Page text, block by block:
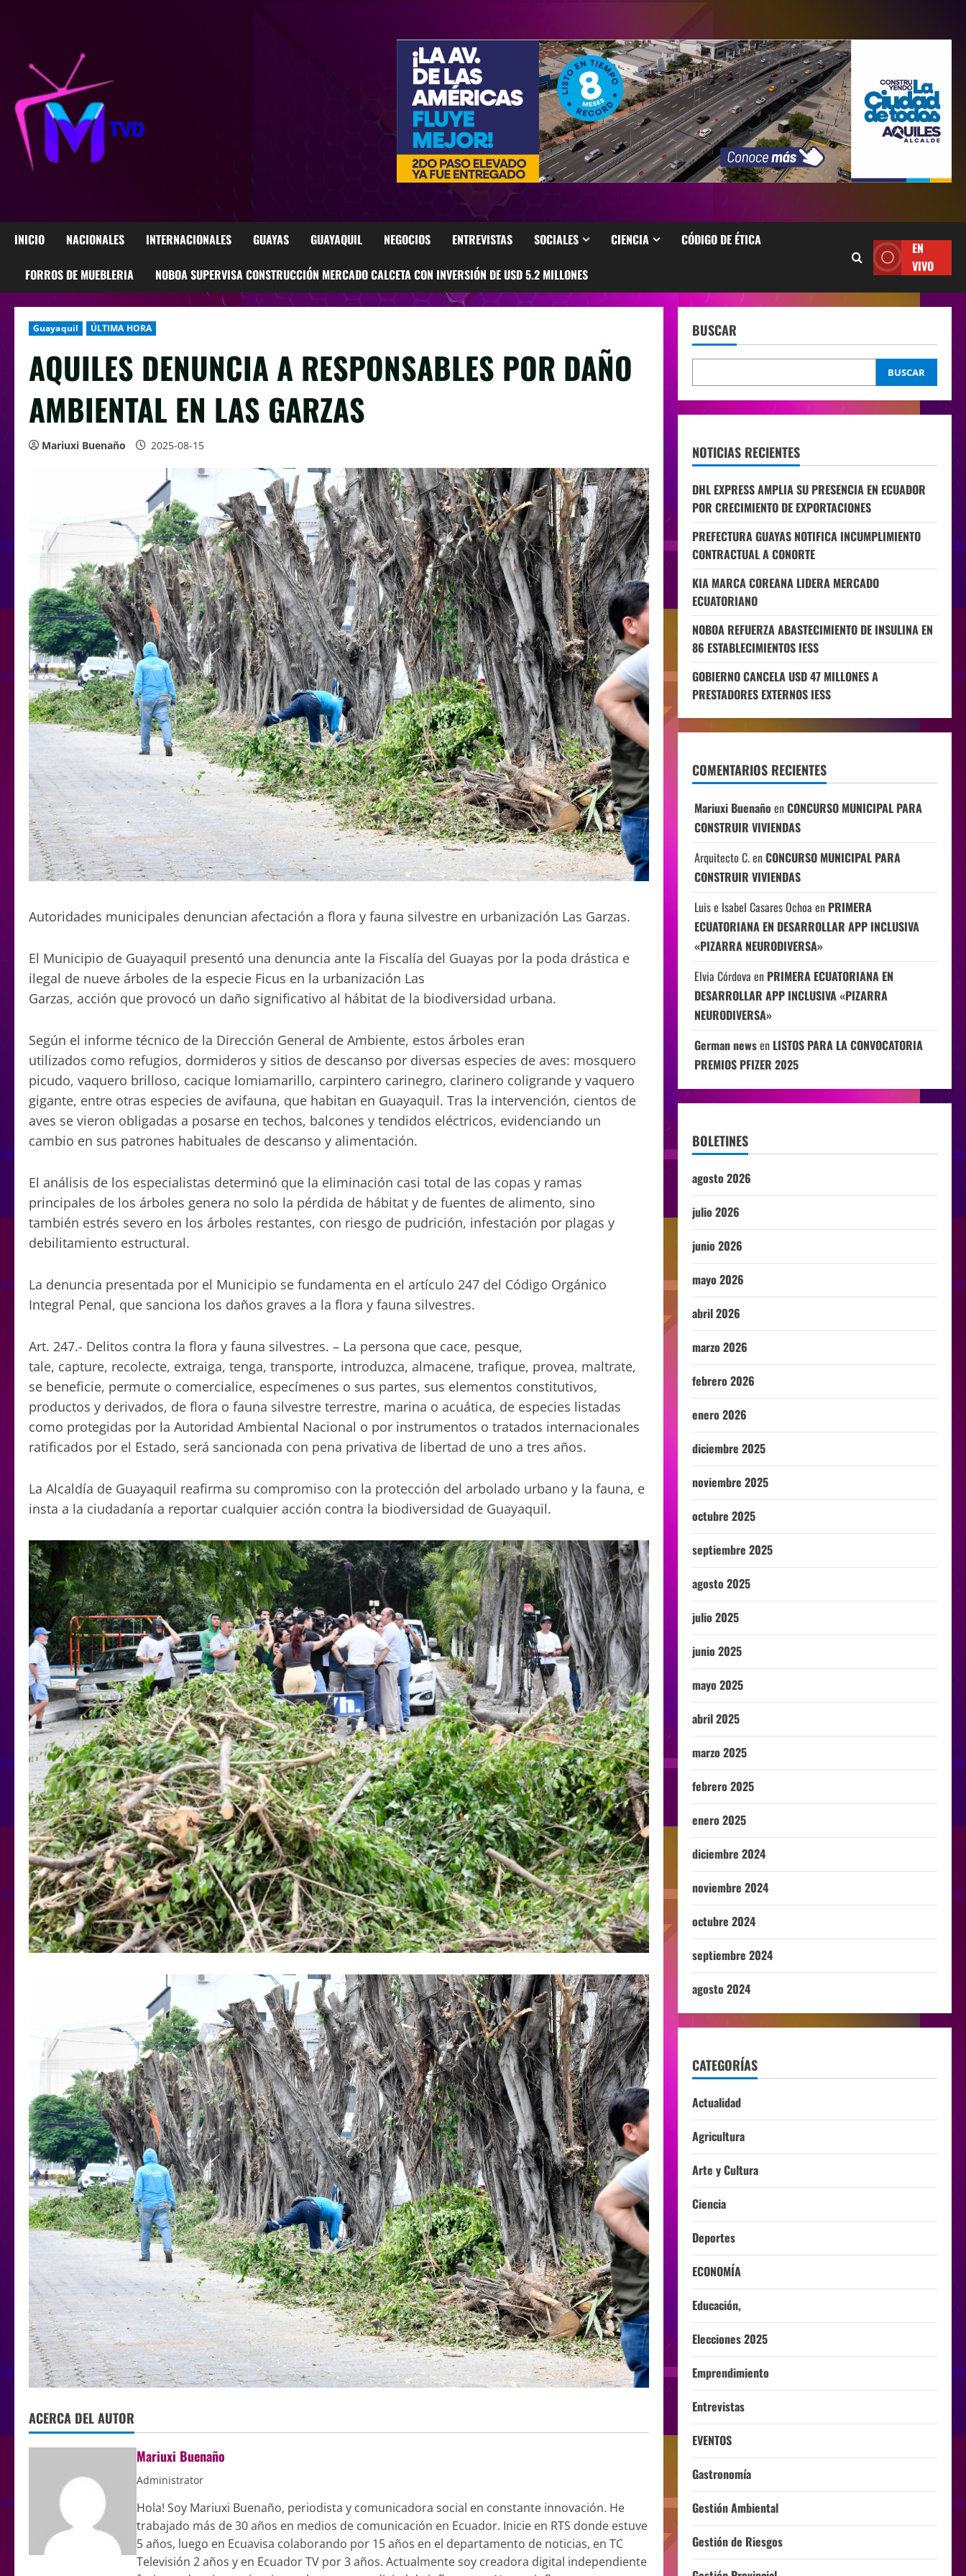
INICIO NACIONALES INTERNACIONALES GUAYAS GUAYAQUIL NEGOCIOS ENTREVISTAS SOCIALES CIENCIA CÓDIGO DE ÉTICA
FORROS DE MUEBLERIA NOBOA SUPERVISA CONSTRUCCIÓN MERCADO CALCETA CON INVERSIÓN DE USD 5.2 MILLONES
EN
VIVO
Guayaquil ÚLTIMA HORA
AQUILES DENUNCIA A RESPONSABLES POR DAÑO
AMBIENTAL EN LAS GARZAS
Mariuxi Buenaño 2025-08-15
Autoridades municipales denuncian afectación a flora y fauna silvestre en urbanización Las Garzas.
El Municipio de Guayaquil presentó una denuncia ante la Fiscalía del Guayas por la poda drástica e
ilegal de nueve árboles de la especie Ficus en la urbanización Las
Garzas, acción que provocó un daño significativo al hábitat de la biodiversidad urbana.
Según el informe técnico de la Dirección General de Ambiente, estos árboles eran
utilizados como refugios, dormideros y sitios de descanso por diversas especies de aves: mosquero
picudo, vaquero brilloso, cacique lomiamarillo, carpintero carinegro, clarinero coligrande y vaquero
gigante, entre otras especies de avifauna, que habitan en Guayaquil. Tras la intervención, cientos de
aves se vieron obligadas a posarse en techos, balcones y tendidos eléctricos, evidenciando un
cambio en sus patrones habituales de descanso y alimentación.
El análisis de los especialistas determinó que la eliminación casi total de las copas y ramas
principales de los árboles genera no solo la pérdida de hábitat y de fuentes de alimento, sino
también estrés severo en los árboles restantes, con riesgo de pudrición, infestación por plagas y
debilitamiento estructural.
La denuncia presentada por el Municipio se fundamenta en el artículo 247 del Código Orgánico
Integral Penal, que sanciona los daños graves a la flora y fauna silvestres.
Art. 247.- Delitos contra la flora y fauna silvestres. – La persona que cace, pesque,
tale, capture, recolecte, extraiga, tenga, transporte, introduzca, almacene, trafique, provea, maltrate,
se beneficie, permute o comercialice, especímenes o sus partes, sus elementos constitutivos,
productos y derivados, de flora o fauna silvestre terrestre, marina o acuática, de especies listadas
como protegidas por la Autoridad Ambiental Nacional o por instrumentos o tratados internacionales
ratificados por el Estado, será sancionada con pena privativa de libertad de uno a tres años.
La Alcaldía de Guayaquil reafirma su compromiso con la protección del arbolado urbano y la fauna, e
insta a la ciudadanía a reportar cualquier acción contra la biodiversidad de Guayaquil.
ACERCA DEL AUTOR
Mariuxi Buenaño
Administrator
Hola! Soy Mariuxi Buenaño, periodista y comunicadora social en constante innovación. He
trabajado más de 30 años en medios de comunicación en Ecuador. Inicie en RTS donde estuve
5 años, luego en Ecuavisa colaborando por 15 años en el departamento de noticias, en TC
Televisión 2 años y en Ecuador TV por 3 años. Actualmente soy creadora digital independiente
BUSCAR
BUSCAR
NOTICIAS RECIENTES
DHL EXPRESS AMPLIA SU PRESENCIA EN ECUADOR
POR CRECIMIENTO DE EXPORTACIONES
PREFECTURA GUAYAS NOTIFICA INCUMPLIMIENTO
CONTRACTUAL A CONORTE
KIA MARCA COREANA LIDERA MERCADO
ECUATORIANO
NOBOA REFUERZA ABASTECIMIENTO DE INSULINA EN
86 ESTABLECIMIENTOS IESS
GOBIERNO CANCELA USD 47 MILLONES A
PRESTADORES EXTERNOS IESS
COMENTARIOS RECIENTES
Mariuxi Buenaño enCONCURSO MUNICIPAL PARA
CONSTRUIR VIVIENDAS
Arquitecto C.enCONCURSO MUNICIPAL PARA
CONSTRUIR VIVIENDAS
Luis e Isabel Casares Ochoa en PRIMERA
ECUATORIANA EN DESARROLLAR APP INCLUSIVA
«PIZARRA NEURODIVERSA»
Elvia Córdova en PRIMERA ECUATORIANA EN
DESARROLLAR APP INCLUSIVA «PIZARRA
NEURODIVERSA»
German newsen LISTOS PARA LA CONVOCATORIA
PREMIOS PFIZER 2025
BOLETINES
agosto 2026
julio 2026
junio 2026
mayo 2026
abril 2026
marzo 2026
febrero 2026
enero 2026
diciembre 2025
noviembre 2025
octubre 2025
septiembre 2025
agosto 2025
julio 2025
junio 2025
mayo 2025
abril 2025
marzo 2025
febrero 2025
enero 2025
diciembre 2024
noviembre 2024
octubre 2024
septiembre 2024
agosto 2024
CATEGORÍAS
Actualidad
Agricultura
Arte y Cultura
Ciencia
Deportes
ECONOMÍA
Educación,
Elecciones 2025
Emprendimiento
Entrevistas
EVENTOS
Gastronomía
Gestión Ambiental
Gestión de Riesgos